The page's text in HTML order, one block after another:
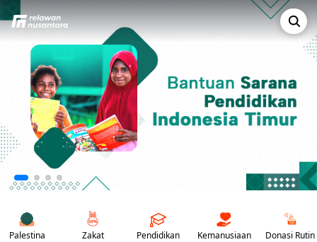
Palestina Zakat Pendidikan Kemanusiaan Donasi Rutin